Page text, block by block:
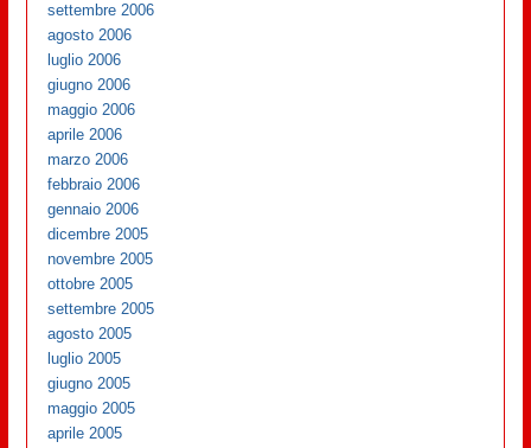
settembre 2006
agosto 2006
luglio 2006
giugno 2006
maggio 2006
aprile 2006
marzo 2006
febbraio 2006
gennaio 2006
dicembre 2005
novembre 2005
ottobre 2005
settembre 2005
agosto 2005
luglio 2005
giugno 2005
maggio 2005
aprile 2005